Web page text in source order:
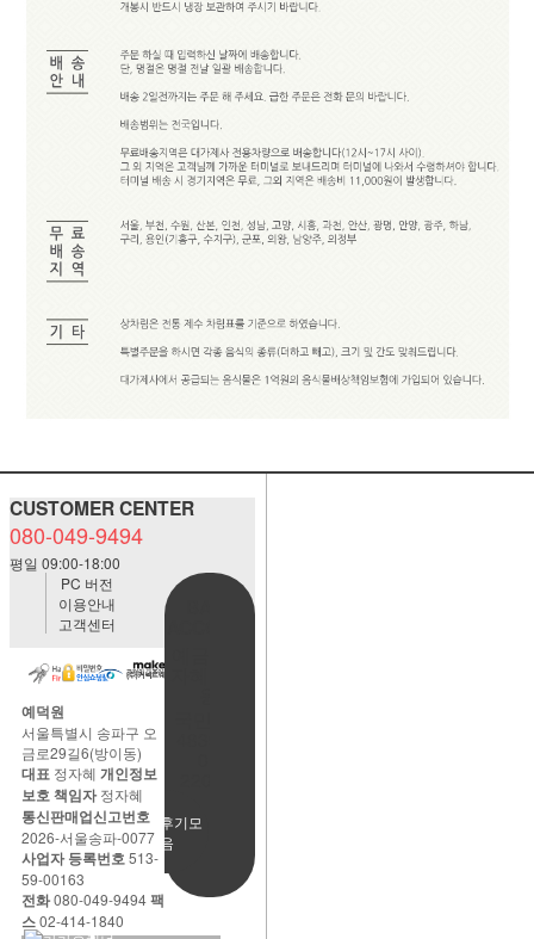
CUSTOMER CENTER
080-049-9494
평일 09:00-18:00
사용후기모
음
PC 버전
이용안내
고객센터
예덕원
서울특별시 송파구 오
금로29길6(방이동)
대표 정자혜 개인정보
보호 책임자정자혜
통신판매업신고번호
2026-서울송파-0077
사업자 등록번호513-
59-00163
전화080-049-9494팩
스02-414-1840